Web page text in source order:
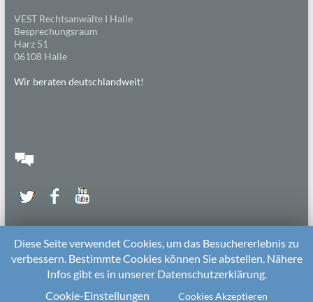
VEST Rechtsanwälte I Halle
Besprechungsraum
Harz 51
06108 Halle
Wir beraten deutschlandweit!
2026 beiDie KitarechtlerUnterstützt von:WordPress. Theme: Spacious von
ThemeGrill
Diese Seite verwendet Cookies, um das Besuchererlebnis zu
verbessern. Bestimmte Cookies können Sie abstellen. Nähere
Infos gibt es in unserer Datenschutzerklärung.
Cookie-Einstellungen
Cookies Akzeptieren